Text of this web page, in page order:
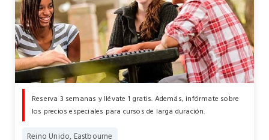
Reserva 3 semanas y llévate 1 gratis. Además, infórmate sobre
los precios especiales para cursos de larga duración.
Reino Unido, Eastbourne